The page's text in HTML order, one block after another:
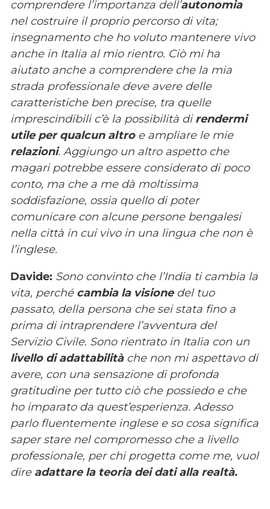
comprendere l’importanza dell’autonomia
nel costruire il proprio percorso di vita;
insegnamento che ho voluto mantenere vivo
anche in Italia al mio rientro. Ciò mi ha
aiutato anche a comprendere che la mia
strada professionale deve avere delle
caratteristiche ben precise, tra quelle
imprescindibili c’è la possibilità direndermi
utile per qualcun altroe ampliare le mie
relazioni. Aggiungo un altro aspetto che
magari potrebbe essere considerato di poco
conto, ma che a me dà moltissima
soddisfazione, ossia quello di poter
comunicare con alcune persone bengalesi
nella città in cui vivo in una lingua che non è
l’inglese.
Davide: Sono convinto che l’India ti cambia la
vita, perché cambia la visionedel tuo
passato, della persona che sei stata fino a
prima di intraprendere l’avventura del
Servizio Civile. Sono rientrato in Italia con un
livello di adattabilitàche non mi aspettavo di
avere, con una sensazione di profonda
gratitudine per tutto ciò che possiedo e che
ho imparato da quest’esperienza. Adesso
parlo fluentemente inglese e so cosa significa
saper stare nel compromesso che a livello
professionale, per chi progetta come me, vuol
dire adattare la teoria dei dati alla realtà.